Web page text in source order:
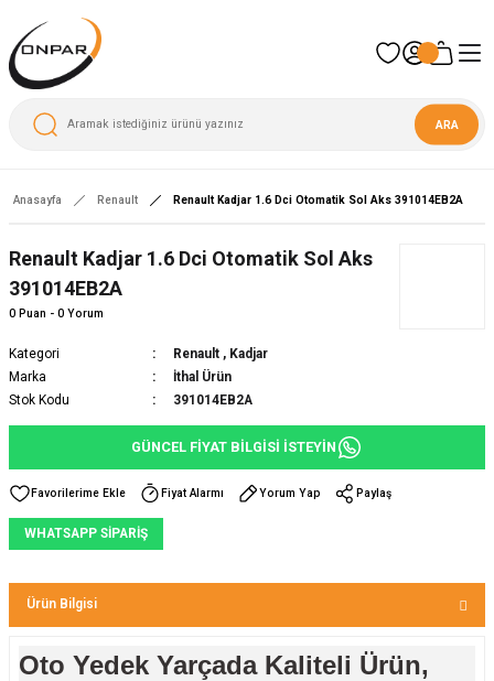
ARA
Anasayfa Renault Renault Kadjar 1.6 Dci Otomatik Sol Aks 391014EB2A
Renault Kadjar 1.6 Dci Otomatik Sol Aks
391014EB2A
0 Puan - 0 Yorum
Kategori Renault , Kadjar
Marka
İthal Ürün
Stok Kodu
391014EB2A
GÜNCEL FİYAT BİLGİSİ İSTEYİN
Fiyat Alarmı Yorum Yap Paylaş
WHATSAPP SİPARİŞ
Ürün Bilgisi
Oto Yedek Yarçada Kaliteli Ürün,